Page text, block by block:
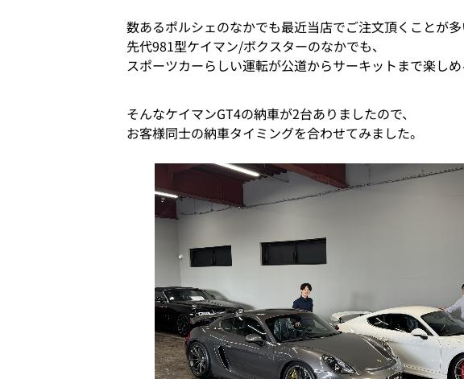
数あるポルシェのなかでも最近当店でご注文頂くことが多
先代981型ケイマン/ボクスターのなかでも、
スポーツカーらしい運転が公道からサーキットまで楽しめ
そんなケイマンGT4の納車が2台ありましたので、
お客様同士の納車タイミングを合わせてみました。